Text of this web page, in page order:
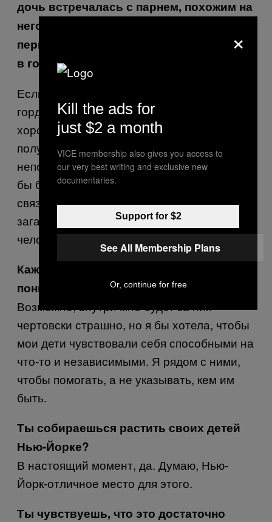
дочь встречалась с парнем, похожим на
него? Он не так плох, как кажется на
первый взгляд, но у него полный бардак
в голове.
Если бы мой сын стал таким, я бы
гордилась им! Адам умный парень с
хорошей интуицией, когда узнаешь его
получше, но он какой-то загадочный,
непонятный, и это дико соблазнительно. Я
бы беспокоилась, если бы моя дочь
связалась с таким типом, потому что такая
загадочность способна разрушить
человека.
Кажется, ты будешь действительно
понимающей матерью.
Возможно, внутри мне будет за них
чертовски страшно, но я бы хотела, чтобы
мои дети чувствовали себя способными на
что-то и независимыми. Я рядом с ними,
чтобы помогать, а не указывать, кем им
быть.
Ты собираешься растить своих детей
Нью-Йорке?
В настоящий момент, да. Думаю, Нью-
Йорк-отличное место для этого.
Ты чувствуешь, что это достаточно
×
Kill the ads for
just $2 a month
VICE membership also gives you access to
our very best writing and exclusive new
documentaries.
Support for $2
See All Membership Plans
Or, continue for free